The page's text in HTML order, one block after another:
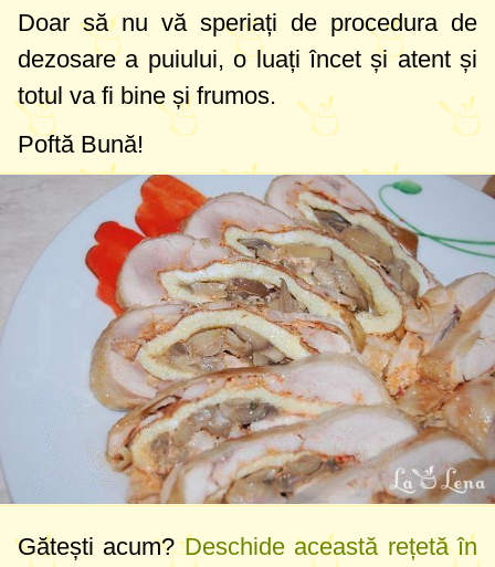
Doar să nu vă speriați de procedura de
dezosare a puiului, o luați încet și atent și
totul va fi bine și frumos.
Poftă Bună!
Gătești acum?Deschide această rețetă în